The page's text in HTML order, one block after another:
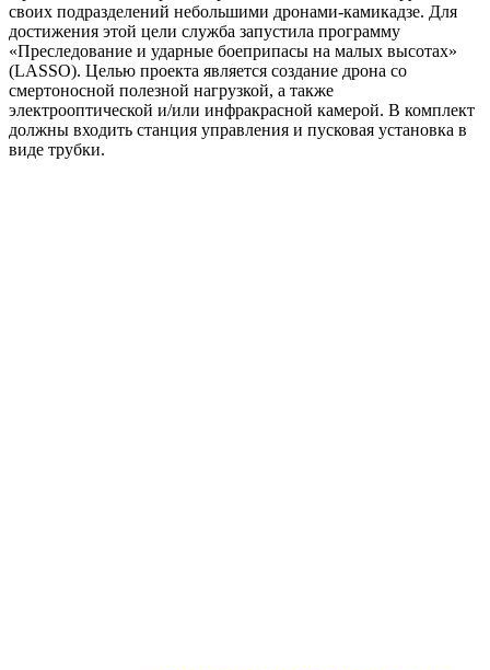
своих подразделений небольшими дронами-камикадзе. Для
достижения этой цели служба запустила программу
«Преследование и ударные боеприпасы на малых высотах»
(LASSO). Целью проекта является создание дрона со
смертоносной полезной нагрузкой, а также
электрооптической и/или инфракрасной камерой. В комплект
должны входить станция управления и пусковая установка в
виде трубки.